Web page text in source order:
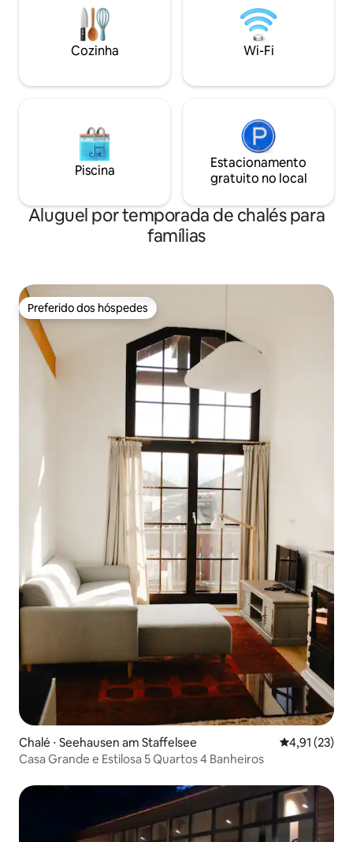
Sauna por uso € 40 (até no máximo 4h)
na árvore e
como ovelhas
verão.
Cozinha Wi-Fi
Piscina
Estacionamento
gratuito no local
Aluguel por temporada de chalés para
famílias
Preferido dos hóspedes
Preferido dos hóspedes
Chalé ⋅ Seehausen am Staffelsee 4,91 de uma
4,91 (23)
Casa Grande e Estilosa 5 Quartos 4 Banheiros